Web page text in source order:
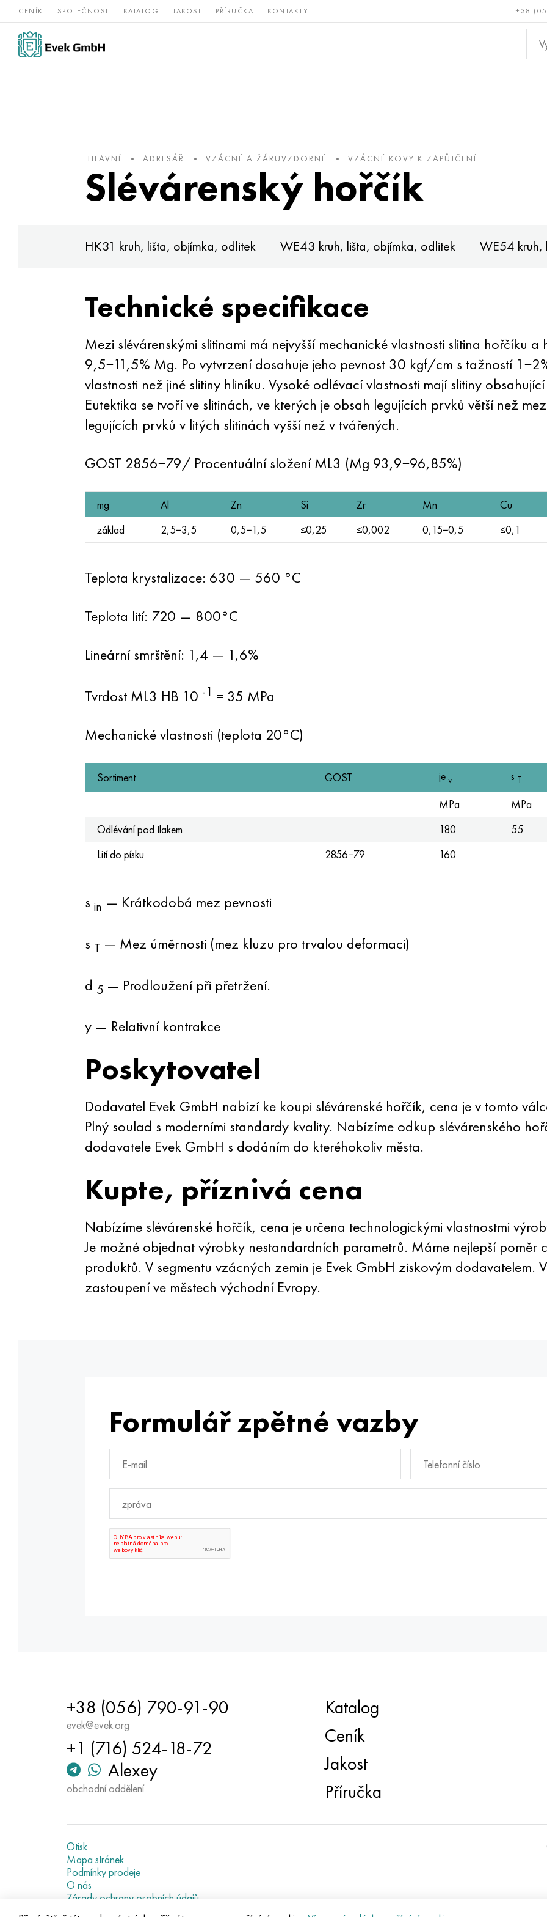
CENÍK SPOLEČNOST KATALOG JAKOST PŘÍRUČKA KONTAKTY +38
Slitiny
niklu
nerezová Vzácné a Bronz, měď,
HLAVNÍ ADRESÁŘ VZÁCNÉ A ŽÁRUVZDORNÉ VZÁCNÉ KOVY K ZAPŮJČENÍ
Slévárenský hořčík
HK31 kruh, lišta, objímka, odlitek WE43 kruh, lišta, objímka, odlitek WE54 kruh,
Technické specifikace
Mezi slévárenskými slitinami má nejvyšší mechanické vlastnosti slitina hořčíku a
9,5−11,5% Mg. Po vytvrzení dosahuje jeho pevnost 30 kgf/cm s tažností
vlastnosti než jiné slitiny hliníku. Vysoké odlévací vlastnosti mají slitiny
Eutektika se tvoří ve slitinách, ve kterých je obsah legujících prvků větší než
legujících prvků v litých slitinách vyšší než v tvářených.
GOST 2856−79/ Procentuální složení ML3 (Mg 93,9−96,85%)
mg Al Zn Si Zr Mn Cu
základ
2,5−3,5 0,5−1,5 ≤0,25 ≤0,002 0,15−0,5 ≤0,1
Teplota krystalizace: 630 — 560 °C
Teplota lití: 720 — 800°C
Lineární smrštění: 1,4 — 1,6%
Tvrdost ML3 HB 10 -1 = 35 MPa
Mechanické vlastnosti (teplota 20°C)
Sortiment GOST je v s T
MPa
MPa
Odlévání pod tlakem
180 55
Lití do písku
2856−79 160
s in — Krátkodobá mez pevnosti
s T — Mez úměrnosti (mez kluzu pro trvalou deformaci)
d 5— Prodloužení při přetržení.
y — Relativní kontrakce
Poskytovatel
Dodavatel Evek GmbH nabízí ke koupi slévárenské hořčík, cena je v tomto
Plný soulad s moderními standardy kvality. Nabízíme odkup slévárenského
dodavatele Evek GmbH s dodáním do kteréhokoliv města.
Kupte, příznivá cena
Nabízíme slévárenské hořčík, cena je určena technologickými vlastnostmi
Je možné objednat výrobky nestandardních parametrů. Máme nejlepší poměr
produktů. V segmentu vzácných zemin je Evek GmbH ziskovým dodavatelem.
zastoupení ve městech východní Evropy.
Formulář zpětné vazby
+38 (056) 790-91-90
evek@evek.org
+1 (716) 524-18-72
Alexey
obchodní oddělení
Katalog
Ceník
Jakost
Příručka
Otisk
Mapa stránek
Podmínky prodeje
O nás
Zásady ochrany osobních údajů
Current metal prices